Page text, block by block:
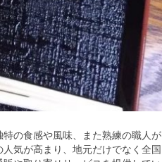
特の食感や風味、また熟練の職人が
気が高まり、地元だけでなく全国